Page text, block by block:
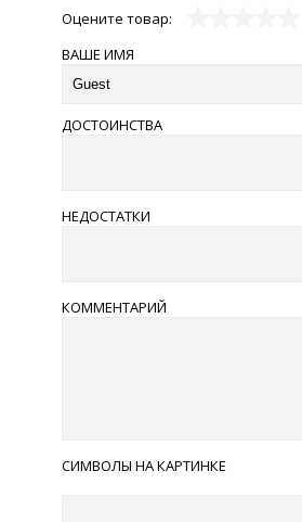
Оцените товар:
ВАШЕ ИМЯ
ДОСТОИНСТВА
НЕДОСТАТКИ
КОММЕНТАРИЙ
СИМВОЛЫ НА КАРТИНКЕ